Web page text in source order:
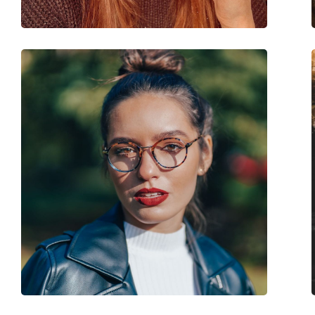
Code: PLD D381 MVU 19